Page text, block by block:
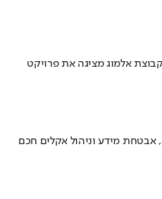
קבוצת אלמוג מציגה את פרויקט MALA: מגדלי הפרימיום האחרונים
מידע וניהול אקלים חכם